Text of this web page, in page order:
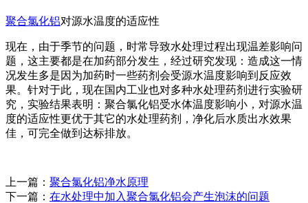
聚合氯化铝对源水温度的适应性
现在，由于季节的问题，时常导致水处理过程出现温差影响问
题，这主要都是在加药部分发生，经过研究发现：造成这一情
况发生多是因为加药时一些药剂会受源水温度影响到反应效
果。针对于此，现在国内工业也对多种水处理药剂进行实验研
究，实验结果表明：聚合氯化铝受水体温度影响小，对源水温
度的适应性更优于其它的水处理药剂，净化后水质出水效果
佳，可完全做到达标排放。
上一篇： 聚合氯化铝净水原理
下一篇： 在水处理中加入聚合氯化铝会产生泡沫的问题